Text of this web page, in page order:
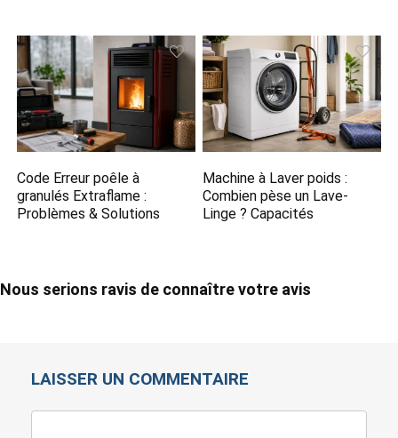
Code Erreur poêle à
granulés Extraflame :
Problèmes & Solutions
Machine à Laver poids :
Combien pèse un Lave-
Linge ? Capacités
Nous serions ravis de connaître votre avis
LAISSER UN COMMENTAIRE